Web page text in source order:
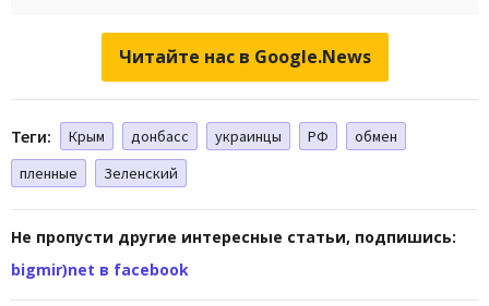
Читайте нас в Google.News
Теги: Крым донбасс украинцы РФ
обмен
пленные
Зеленский
Не пропусти другие интересные статьи, подпишись:
bigmir)net в facebook